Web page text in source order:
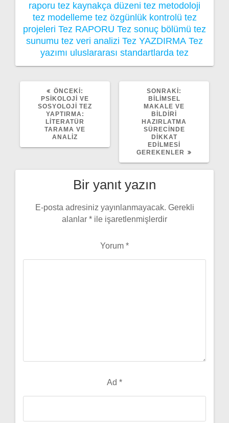
raporu tez kaynakça düzeni tez metodoloji
tez modelleme tez özgünlük kontrolü tez
projeleri Tez RAPORU Tez sonuç bölümü tez
sunumu tez veri analizi Tez YAZDIRMA Tez
yazımı uluslararası standartlarda tez
ÖNCEKI:
YAZI:
PSIKOLOJI VE
SOSYOLOJI TEZ
YAPTIRMA:
LITERATÜR
TARAMA VE
ANALIZ
SONRAKI:
BILIMSEL
MAKALE VE
BILDIRI
HAZIRLATMA
SÜRECINDE
DIKKAT
EDILMESI
GEREKENLER
Bir yanıt yazın
E-posta adresiniz yayınlanmayacak. Gerekli
alanlar * ile işaretlenmişlerdir
Yorum *
Ad *